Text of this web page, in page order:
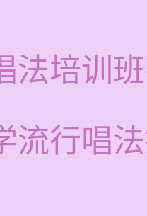
法培训
流行唱